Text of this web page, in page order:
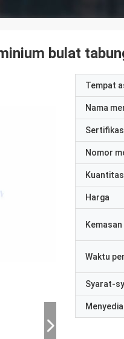
bulat
Tempat
Nama
Nomor
Harga
Waktu
Syarat-